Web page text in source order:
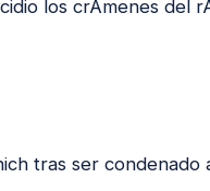
los crÃ­menes del
tras ser